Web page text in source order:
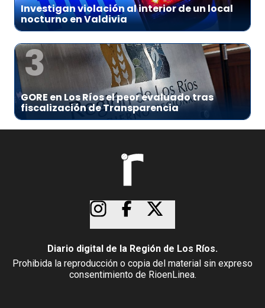
Investigan violación al interior de un local
nocturno en Valdivia
3
GORE en Los Ríos el peor evaluado tras
fiscalización de Transparencia
Diario digital de la Región de Los Ríos.
Prohibida la reproducción o copia del material sin expreso
consentimiento de RioenLinea.